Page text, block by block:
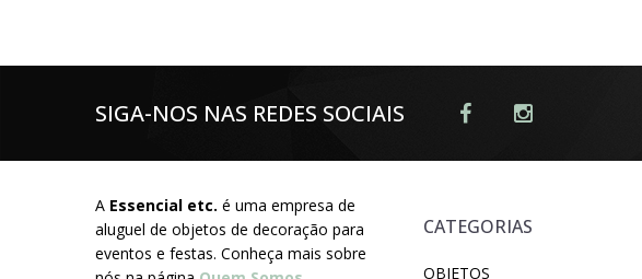
SIGA-NOS NAS REDES SOCIAIS
A Essencial etc. é uma empresa de
aluguel de objetos de decoração para
eventos e festas. Conheça mais sobre
CATEGORIAS
OBJETOS